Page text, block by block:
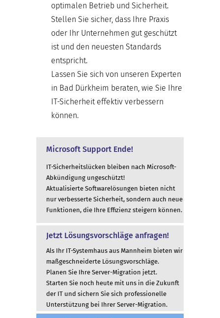
optimalen Betrieb und Sicherheit.
Stellen Sie sicher, dass Ihre Praxis
oder Ihr Unternehmen gut geschützt
ist und den neuesten Standards
entspricht.
Lassen Sie sich von unseren Experten
in Bad Dürkheim beraten, wie Sie Ihre
IT-Sicherheit effektiv verbessern
können.
Microsoft Support Ende!
IT-Sicherheitslücken bleiben nach Microsoft-
Abkündigung ungeschützt!
Aktualisierte Softwarelösungen bieten nicht
nur verbesserte Sicherheit, sondern auch neue
Funktionen, die Ihre Effizienz steigern können.
Jetzt Lösungsvorschläge anfragen!
Als Ihr IT-Systemhaus aus Mannheim bieten wir
maßgeschneiderte Lösungsvorschläge.
Planen Sie Ihre Server-Migration jetzt.
Starten Sie noch heute mit uns in die Zukunft
der IT und sichern Sie sich professionelle
Unterstützung bei Ihrer Server-Migration.